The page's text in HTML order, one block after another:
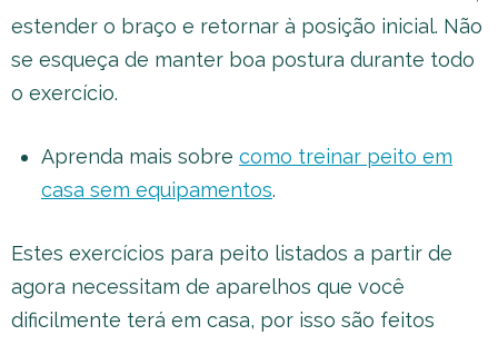
estender o braço e retornar à posição inicial. Não
se esqueça de manter boa postura durante todo
o exercício.
Aprenda mais sobre como treinar peito em
casa sem equipamentos.
Estes exercícios para peito listados a partir de
agora necessitam de aparelhos que você
dificilmente terá em casa, por isso são feitos